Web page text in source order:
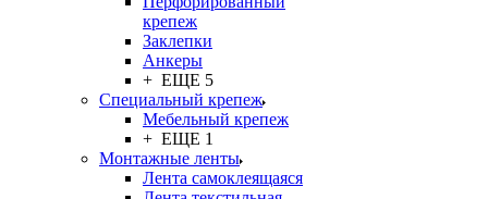
крепеж
Заклепки
Анкеры
+ ЕЩЕ 5
Специальный крепеж
Мебельный крепеж
+ ЕЩЕ 1
Монтажные ленты
Лента самоклеящаяся